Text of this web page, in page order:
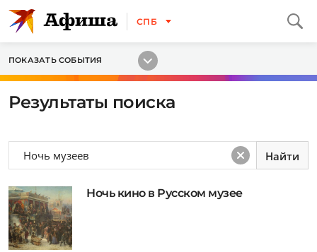
СПБ
ПОКАЗАТЬ СОБЫТИЯ
Результаты поиска
Ночь кино в Русском музее